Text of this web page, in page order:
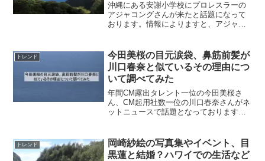
沖縄にある安謝小学校にプロレスラーの
アジャコングさんが来たと話題になって
おります。情報によりますと、アジャコ
特別試合を行い、生徒の皆様を盛り上げ
たそうです。公表されてい...
トレンド
今田美桜の目元涙袋、鼻筋前髪が
川口春奈と似ているその理由につ
いて調べてみた
年間CM露出タレント一位の今田美桜さ
ん、CM起用社数一位の川口春奈さんがネ
ットニュースで話題となっております。
た。一重まぶたと二重まぶたはあきらか
に違いがあり似ていると...
トレンド
岡崎紗絵の写真集やイベント、目
黒蓮と結婚？ハワイでの生活など